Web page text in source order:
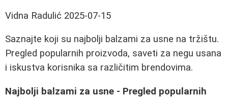
Vidna Radulić 2025-07-15
Saznajte koji su najbolji balzami za usne na tržištu.
Pregled popularnih proizvoda, saveti za negu usana
i iskustva korisnika sa različitim brendovima.
Najbolji balzami za usne - Pregled popularnih